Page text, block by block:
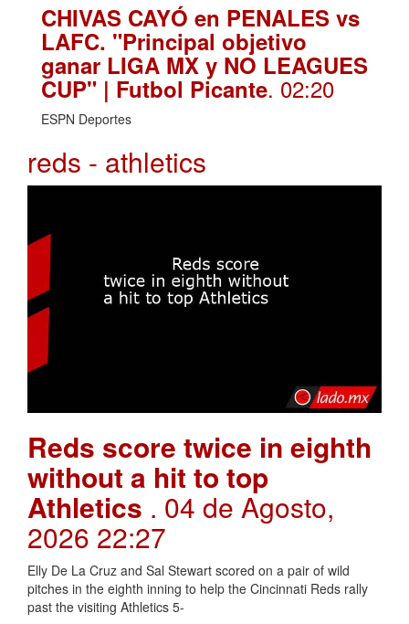
CHIVAS CAYÓ en PENALES vs
LAFC. "Principal objetivo
ganar LIGA MX y NO LEAGUES
CUP" | Futbol Picante. 02:20
ESPN Deportes
reds - athletics
Reds score twice in eighth
without a hit to top
Athletics . 04 de Agosto,
2026 22:27
Elly De La Cruz and Sal Stewart scored on a pair of wild
pitches in the eighth inning to help the Cincinnati Reds rally
past the visiting Athletics 5-